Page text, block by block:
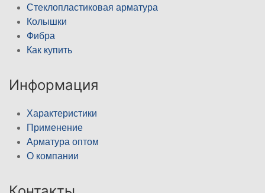
Стеклопластиковая арматура
Колышки
Фибра
Как купить
Информация
Характеристики
Применение
Арматура оптом
О компании